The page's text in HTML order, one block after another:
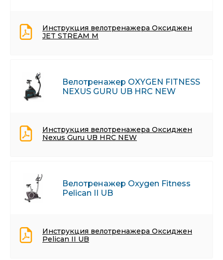
Инструкция велотренажера Оксиджен
JET STREAM M
Велотренажер OXYGEN FITNESS
NEXUS GURU UB HRC NEW
Инструкция велотренажера Оксиджен
Nexus Guru UB HRC NEW
Велотренажер Oxygen Fitness
Pelican II UB
Инструкция велотренажера Оксиджен
Pelican II UB